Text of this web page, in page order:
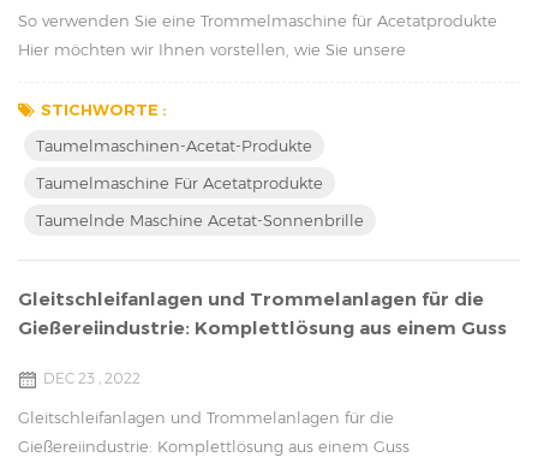
So verwenden Sie eine Trommelmaschine für Acetatprodukte
Hier möchten wir Ihnen vorstellen, wie Sie unsere
nehmen Acetat-Sonnenbrillen als Beispiel: Um eine
Trommelmaschine für Acetat-Sonnenbrillen zu verwenden,
die Trommelmaschine sauber und in gutem Zustand ist. Legen
Sie zwei...
STICHWORTE :
Taumelmaschinen-Acetat-Produkte
Taumelmaschine Für Acetatprodukte
Taumelnde Maschine Acetat-Sonnenbrille
Gleitschleifanlagen und Trommelanlagen für die
Gießereiindustrie: Komplettlösung aus einem Guss
DEC 23 , 2022
Gleitschleifanlagen und Trommelanlagen für die
Gießereiindustrie: Komplettlösung aus einem Guss